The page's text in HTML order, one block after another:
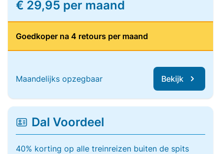
€ 29,95 per maand
Goedkoper na 4 retours per maand
Maandelijks opzegbaar Bekijk
Dal Voordeel
40% korting op alle treinreizen buiten de spits